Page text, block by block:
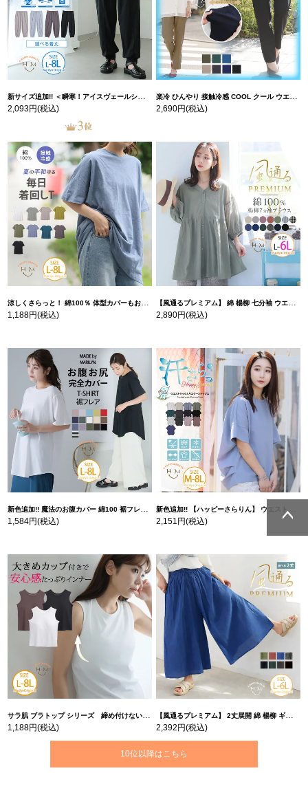
新サイズ追加!! ＜瞬寒！アイスヴェールシリーズ＞ 美脚 ジョガーパンツ 【ウェストゴム】 【ストレッチ】 | 大きいサイズの通販ならハッピーマリリン
2,093円(税込)
楽冷 ひんやり 接触冷感 COOL クール ウエストゴム 楽ちん ストレッチ 美脚 レギパン 【ストレッチ】 | 大きいサイズの通販ならハッピーマリリン
2,690円(税込)
涼しくさらっと！ 綿100％ 体型カバーもお洒落も叶える 風合いコットン ゆるシルエット ドルマン | 大きいサイズの通販ならハッピーマリリン
1,188円(税込)
【風通るプレミアム】 綿 楊柳 七分袖 ウエストギャザー ブラウス | 大きいサイズの通販ならハッピーマリリン
2,890円(税込)
新色追加!! 魔法のお腹カバー 綿100 裾フレア Tシャツ | 大きいサイズの通販ならハッピーマリリン
1,584円(税込)
新色追加!! 【ハッピーさらりん】 ウエストタック入り スッキリ魅せ コクーントップス | 大きいサイズの通販ならハッピーマリリン
2,151円(税込)
サラ肌 ブラトップ シリーズ 締め付けない リブ タンクトップ | 大きいサイズの通販ならハッピーマリリン
1,188円(税込)
【風通るプレミアム】 2丈展開 綿 楊柳 ギャザー フレア スカンツ 【ウェストゴム】 | 大きいサイズの通販ならハッピーマリリン
2,392円(税込)
10位以降はこちら